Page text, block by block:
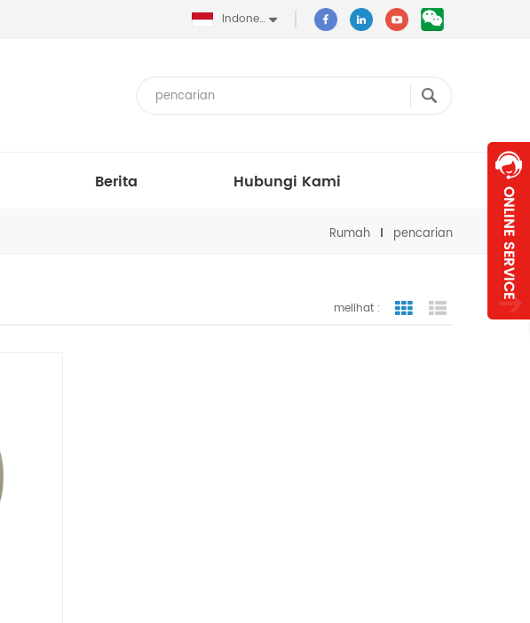
Indonesia
Berita Hubungi Kami
Rumah pencarian
melihat : tampilan bergaris
tampilan